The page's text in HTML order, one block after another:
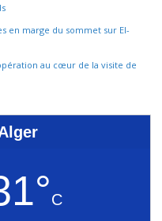
en marge du sommet sur El-
au cœur de la visite de
C